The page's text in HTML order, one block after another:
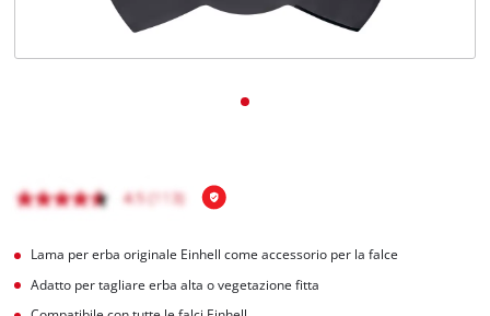
Lama per erba originale Einhell come accessorio per la falce
Adatto per tagliare erba alta o vegetazione fitta